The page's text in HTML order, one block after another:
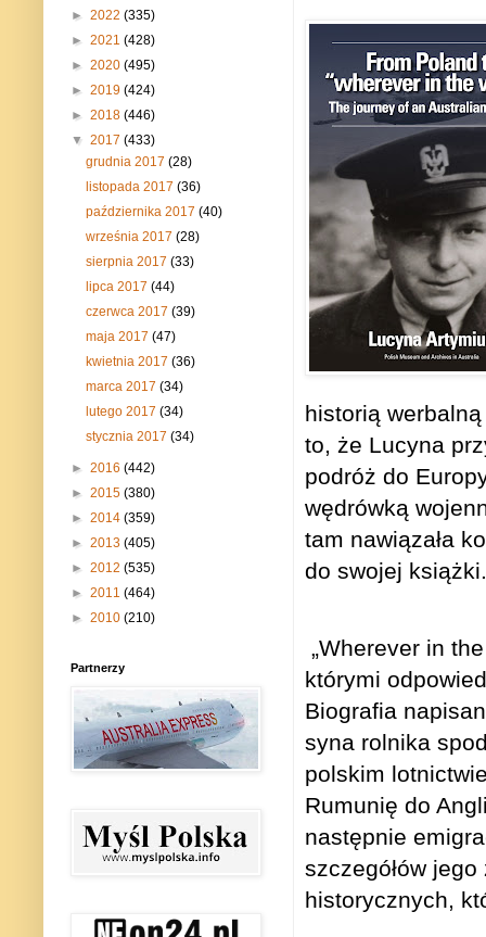
historią
to, że Lucyna
podróż do
wędrówką
tam nawiązała
do swojej książki.
„Wherever in
którymi
Biografia
syna rolnika
polskim
Rumunię do
następnie
szczegółów
historycznych,
► 2022 (335)
► 2021 (428)
► 2020 (495)
► 2019 (424)
► 2018 (446)
▼ 2017 (433)
grudnia 2017(28)
listopada 2017(36)
października 2017(40)
września 2017(28)
sierpnia 2017(33)
lipca 2017(44)
czerwca 2017(39)
maja 2017(47)
kwietnia 2017(36)
marca 2017(34)
lutego 2017(34)
stycznia 2017(34)
► 2016 (442)
► 2015 (380)
► 2014 (359)
► 2013 (405)
► 2012 (535)
► 2011 (464)
► 2010 (210)
Partnerzy